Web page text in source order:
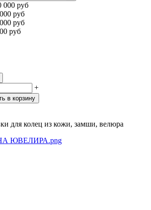
000 руб
руб
руб
руб
+
в корзину
для колец из кожи, замши, велюра